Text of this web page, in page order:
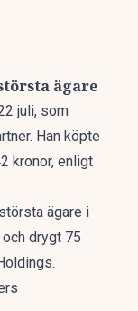
ägare
juli, som
Han köpte
kronor, enligt
ägare i
drygt 75